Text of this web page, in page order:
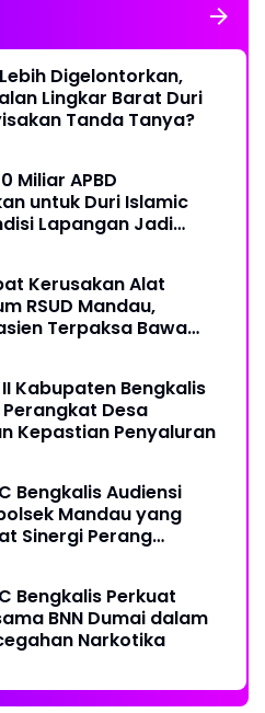
Digelontorkan,
Lingkar Barat Duri
Tanda Tanya?
Miliar APBD
untuk Duri Islamic
Lapangan Jadi
Kerusakan Alat
RSUD Mandau,
Terpaksa Bawa
Kabupaten Bengkalis
Desa
Kepastian Penyaluran
Bengkalis Audiensi
Mandau yang
Sinergi Perang
Bengkalis Perkuat
BNN Dumai dalam
Narkotika